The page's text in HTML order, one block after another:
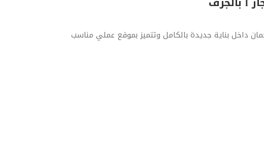
وصالة للإيجار السنوي في الجرف الصناعية 2 عجمان داخل بناية جديدة بالكامل وتتميز بموقع عملي مناسب